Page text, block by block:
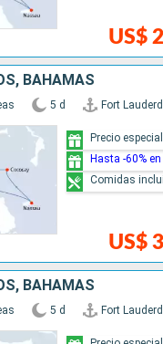
US$
BAHAMAS
5 d Fort
US$
Precio
Hasta -60%
Comidas
BAHAMAS
5 d Fort